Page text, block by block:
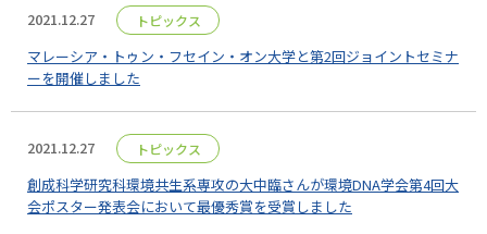
2021.12.27 トピックス
マレーシア・トゥン・フセイン・オン大学と第2回ジョイントセミナ
ーを開催しました
2021.12.27 トピックス
創成科学研究科環境共生系専攻の大中臨さんが環境DNA学会第4回大
会ポスター発表会において最優秀賞を受賞しました